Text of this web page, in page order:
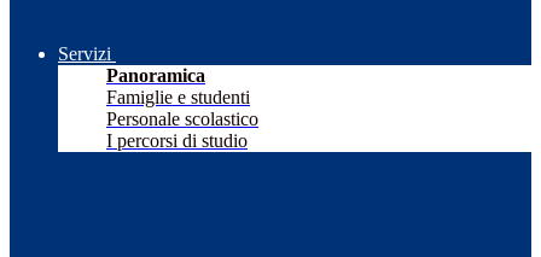
Servizi
Panoramica
Famiglie e studenti
Personale scolastico
I percorsi di studio